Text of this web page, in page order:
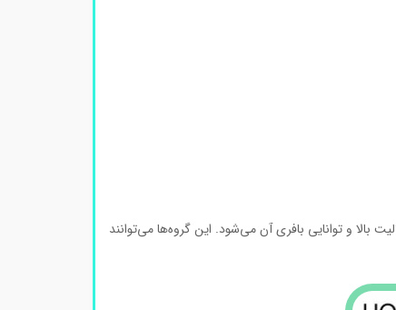
و توانایی بافری آن می‌شود. این گروه‌ها می‌توانند